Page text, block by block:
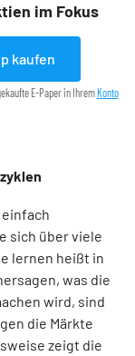
im Fokus
kaufen
E-Paper in Ihrem Konto
sich über viele
lernen heißt in
was die
wird, sind
die Märkte
zeigt die